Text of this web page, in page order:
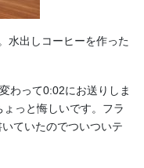
水出しコーヒーを作った
わって0:02にお送りしま
っと悔しいです。フラ
ていたのでついついテ